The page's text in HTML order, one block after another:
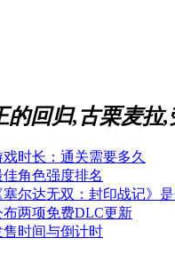
回归,古栗麦
时长：通关需要多久
佳角色强度排名
尔达无双：封印战记》
布两项免费DLC更新
售时间与倒计时